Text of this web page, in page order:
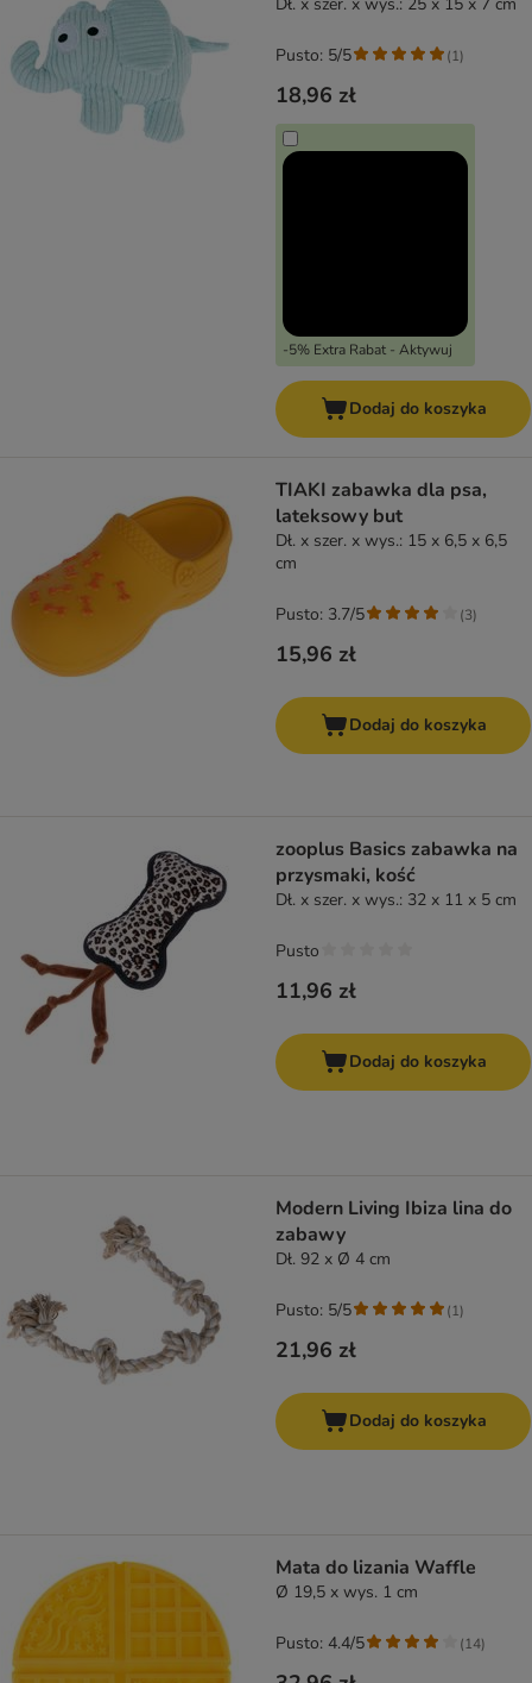
18,96 zł
-5% Extra Rabat - Aktywuj
Pusto: 5/5 (1)
Dodaj do koszyka
TIAKI zabawka dla psa,
lateksowy but
Dł. x szer. x wys.: 15 x 6,5 x 6,5
cm
15,96 zł
Pusto: 3.7/5 (3)
Dodaj do koszyka
zooplus Basics zabawka na
przysmaki, kość
Dł. x szer. x wys.: 32 x 11 x 5 cm
11,96 zł
Pusto
Dodaj do koszyka
Modern Living Ibiza lina do
zabawy
Dł. 92 x Ø 4 cm
21,96 zł
Pusto: 5/5 (1)
Dodaj do koszyka
Mata do lizania Waffle
Ø 19,5 x wys. 1 cm
Pusto: 4.4/5 (14)